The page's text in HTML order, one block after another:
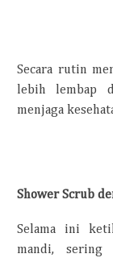
Secara rutin
lebih lembap
menjaga
Shower Scrub
Selama ini
mandi,